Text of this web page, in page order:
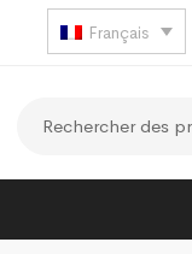
Français